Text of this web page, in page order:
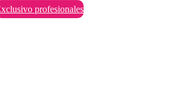
profesionales